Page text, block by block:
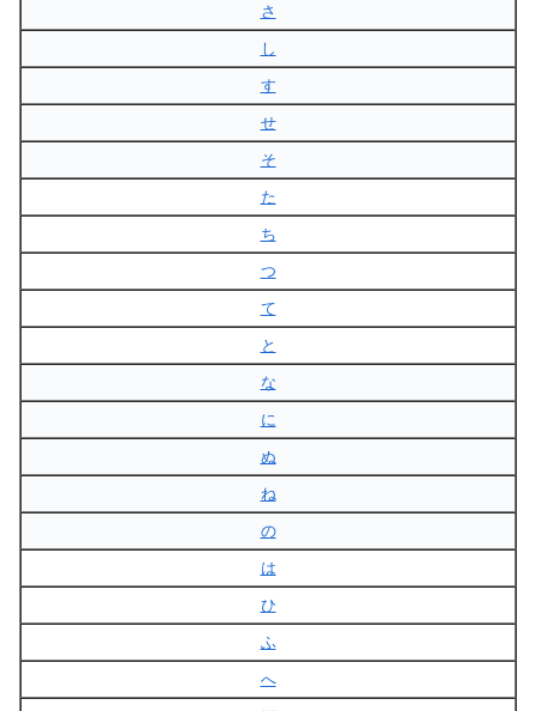
さ
し
す
せ
そ
た
ち
つ
て
と
な
に
ぬ
ね
の
は
ひ
ふ
へ